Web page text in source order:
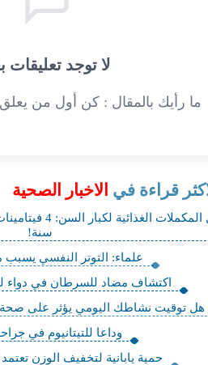
لا توجد تعليقات
ما رأيك بالمقال : كن أول من
قراءة في الاخبار الصحية
سنة!
علماء: التوتر النفسي
اكتشاف مضاد للسرطان في دواء
هل توقيت نشاطك اليومي يؤثر على صحة
وداعا للتيتانيوم في
حمية يابانية لتخفيف الوزن